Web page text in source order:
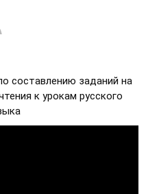
составлению заданий на
к урокам русского